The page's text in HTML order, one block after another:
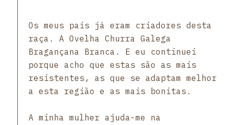
Os meus pais já eram criadores desta
raça. A Ovelha Churra Galega
Bragançana Branca. E eu continuei
porque acho que estas são as mais
resistentes, as que se adaptam melhor
a esta região e as mais bonitas.
A minha mulher ajuda-me na